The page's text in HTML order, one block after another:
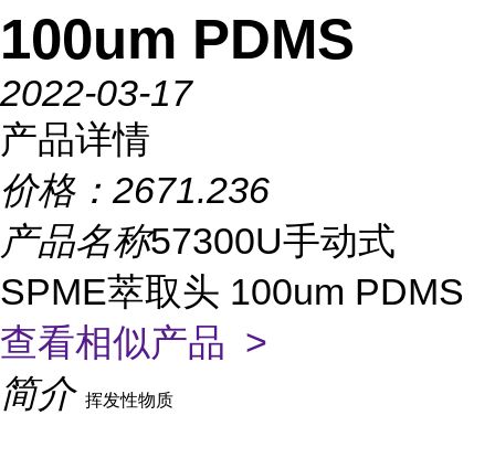
100um PDMS
2022-03-17
产品详情
价格： 2671.236
产品名称57300U手动式
SPME萃取头 100um PDMS
查看相似产品 >
简介 挥发性物质